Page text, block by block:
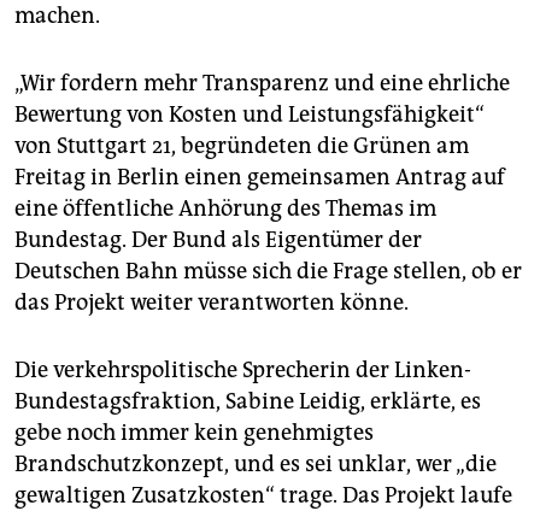
machen.
„Wir fordern mehr Transparenz und eine ehrliche
Bewertung von Kosten und Leistungsfähigkeit“
von Stuttgart 21, begründeten die Grünen am
Freitag in Berlin einen gemeinsamen Antrag auf
eine öffentliche Anhörung des Themas im
Bundestag. Der Bund als Eigentümer der
Deutschen Bahn müsse sich die Frage stellen, ob er
das Projekt weiter verantworten könne.
Die verkehrspolitische Sprecherin der Linken-
Bundestagsfraktion, Sabine Leidig, erklärte, es
gebe noch immer kein genehmigtes
Brandschutzkonzept, und es sei unklar, wer „die
gewaltigen Zusatzkosten“ trage. Das Projekt laufe